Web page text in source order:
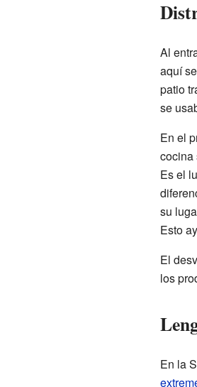
Al
aquí
patio
se
En el
cocina
Es el
su
Esto
El
los
En la